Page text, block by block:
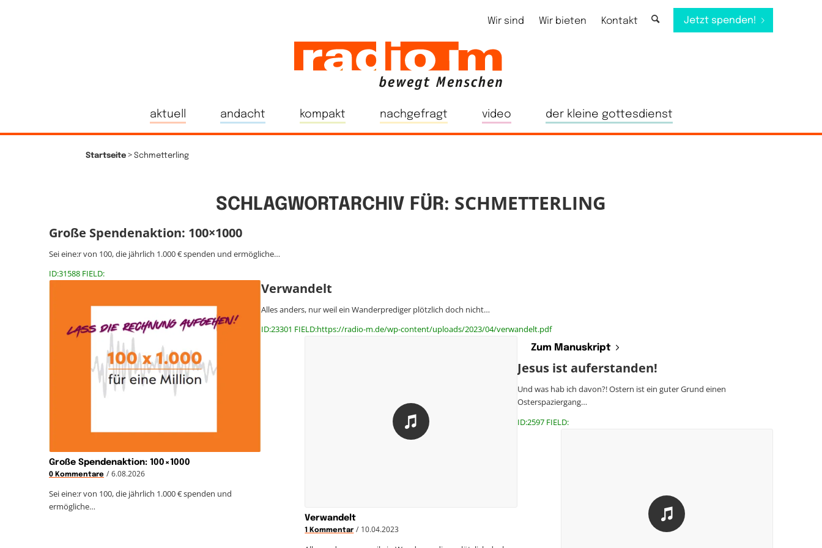
Wir sind Wir bieten Kontakt Jetzt spenden!
aktuell andacht kompakt nachgefragt video der kleine gottesdienst
Startseite > Schmetterling
SCHLAGWORTARCHIV FÜR: SCHMETTERLING
Große Spendenaktion: 100×1000
Sei eine:r von 100, die jährlich 1.000 € spenden und ermögliche…
ID:31588 FIELD:
Große Spendenaktion: 100×1000
0 Kommentare / 6.08.2026
Sei eine:r von 100, die jährlich 1.000 € spenden und
ermögliche…
Verwandelt
Alles anders, nur weil ein Wanderprediger plötzlich doch nicht…
ID:23301 FIELD:https://radio-m.de/wp-content/uploads/2023/04/verwandelt.pdf
Zum Manuskript
Verwandelt
1 Kommentar / 10.04.2023
Jesus ist auferstanden!
Und was hab ich davon?! Ostern ist ein guter Grund einen
Osterspaziergang…
ID:2597 FIELD: